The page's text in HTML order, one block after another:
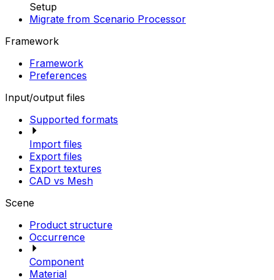
Setup
Migrate from Scenario Processor
Framework
Framework
Preferences
Input/output files
Supported formats
Import files
Export files
Export textures
CAD vs Mesh
Scene
Product structure
Occurrence
Component
Material